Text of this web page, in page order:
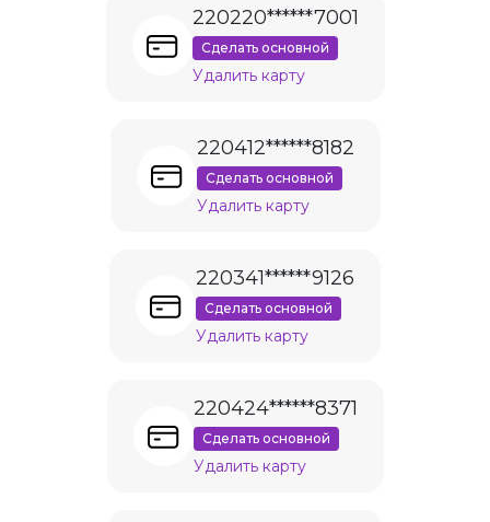
220220******7001
Сделать основной
Удалить карту
220412******8182
Сделать основной
Удалить карту
220341******9126
Сделать основной
Удалить карту
220424******8371
Сделать основной
Удалить карту